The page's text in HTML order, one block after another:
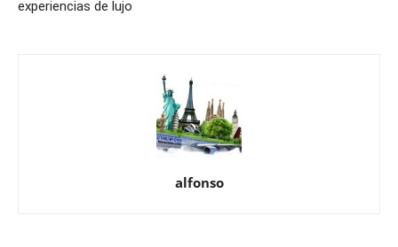
experiencias de lujo
alfonso